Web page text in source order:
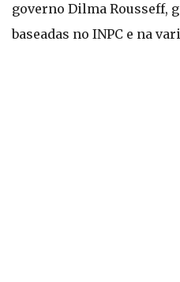
governo Dilma Rousseff,
baseadas no INPC e na